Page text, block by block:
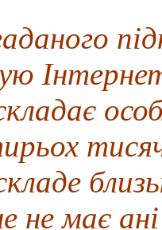
не має